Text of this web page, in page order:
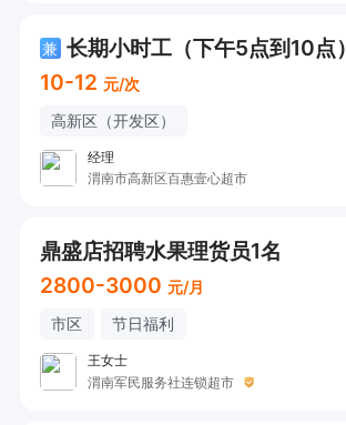
兼 长期小时工（下午5点到10点）
10-12 元/次
高新区（开发区）
经理
渭南市高新区百惠壹心超市
鼎盛店招聘水果理货员1名
2800-3000 元/月
市区 节日福利
王女士
渭南军民服务社连锁超市